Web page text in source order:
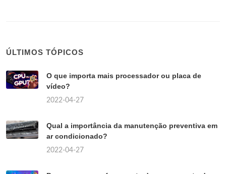
ÚLTIMOS TÓPICOS
O que importa mais processador ou placa de
vídeo?
2022-04-27
Qual a importância da manutenção preventiva em
ar condicionado?
2022-04-27